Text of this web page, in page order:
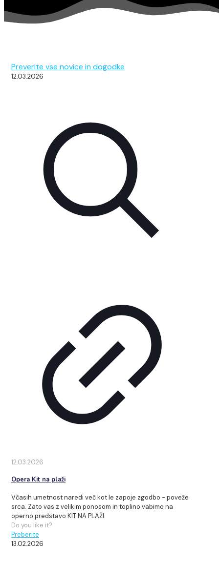
Preverite vse novice in dogodke
12.03.2026
12.03.2026
Opera Kit na plaži
Včasih umetnost naredi več kot le zapoje zgodbo - poveže
srca. Zato vas z velikim ponosom in toplino vabimo na
operno predstavo KIT NA PLAŽI.
Do you like it?
Preberite
13.02.2026